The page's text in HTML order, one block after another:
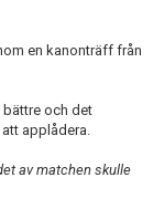
en kanonträff från
bättre och det
applådera.
av matchen skulle